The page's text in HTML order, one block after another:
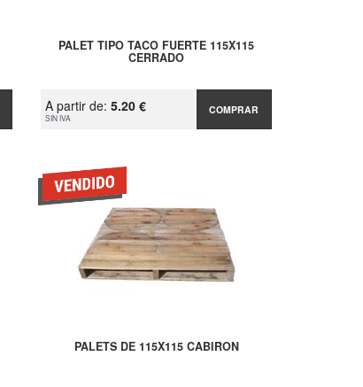
PALET TIPO TACO FUERTE 115X115
CERRADO
A partir de:5.20 €
SIN IVA
COMPRAR
PALETS DE 115X115 CABIRON